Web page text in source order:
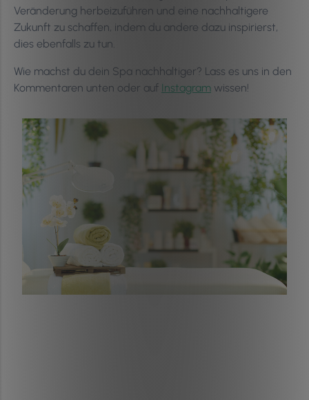
Veränderung herbeizuführen und eine nachhaltigere
Zukunft zu schaffen, indem du andere dazu inspirierst,
dies ebenfalls zu tun.
Wie machst du dein Spa nachhaltiger? Lass es uns in den
Kommentaren unten oder auf Instagram wissen!